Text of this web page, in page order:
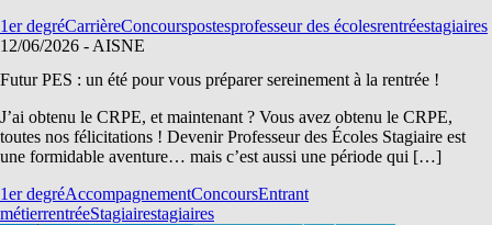
1er degréCarrièreConcourspostesprofesseur des écolesrentréestagiaires
12/06/2026 - AISNE
Futur PES : un été pour vous préparer sereinement à la rentrée !
J’ai obtenu le CRPE, et maintenant ? Vous avez obtenu le CRPE,
toutes nos félicitations ! Devenir Professeur des Écoles Stagiaire est
une formidable aventure… mais c’est aussi une période qui […]
1er degréAccompagnementConcoursEntrant
métierrentréeStagiairestagiaires